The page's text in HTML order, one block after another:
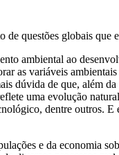
questões globais
ambiental ao
as variáveis
dúvida de que, além
uma evolução
dentre outros. E
e da economia